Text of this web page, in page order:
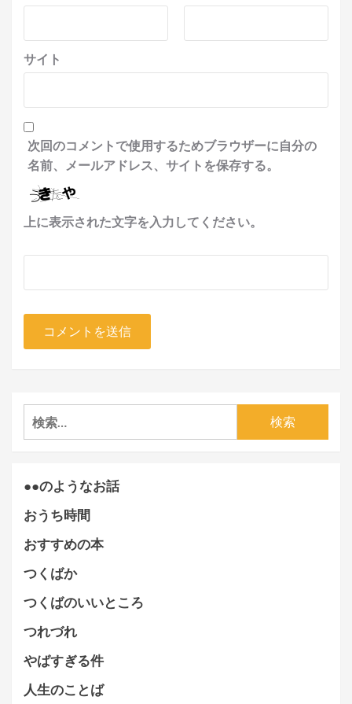
サイト
次回のコメントで使用するためブラウザーに自分の
名前、メールアドレス、サイトを保存する。
上に表示された文字を入力してください。
検
索:
●●のようなお話
おうち時間
おすすめの本
つくばか
つくばのいいところ
つれづれ
やばすぎる件
人生のことば